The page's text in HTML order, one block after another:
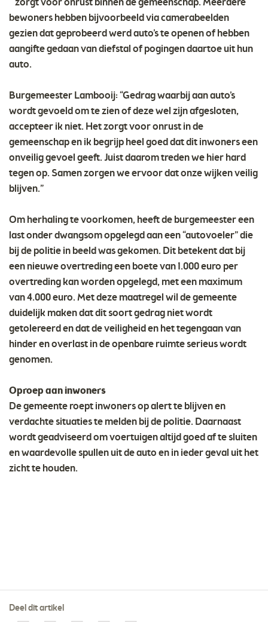
zorgt voor onrust binnen de gemeenschap. Meerdere
bewoners hebben bijvoorbeeld via camerabeelden
gezien dat geprobeerd werd auto’s te openen of hebben
aangifte gedaan van diefstal of pogingen daartoe uit hun
auto.
Burgemeester Lambooij: “Gedrag waarbij aan auto’s
wordt gevoeld om te zien of deze wel zijn afgesloten,
accepteer ik niet. Het zorgt voor onrust in de
gemeenschap en ik begrijp heel goed dat dit inwoners een
onveilig gevoel geeft. Juist daarom treden we hier hard
tegen op. Samen zorgen we ervoor dat onze wijken veilig
blijven.”
Om herhaling te voorkomen, heeft de burgemeester een
last onder dwangsom opgelegd aan een “autovoeler” die
bij de politie in beeld was gekomen. Dit betekent dat bij
een nieuwe overtreding een boete van 1.000 euro per
overtreding kan worden opgelegd, met een maximum
van 4.000 euro. Met deze maatregel wil de gemeente
duidelijk maken dat dit soort gedrag niet wordt
getolereerd en dat de veiligheid en het tegengaan van
hinder en overlast in de openbare ruimte serieus wordt
genomen.
Oproep aan inwoners
De gemeente roept inwoners op alert te blijven en
verdachte situaties te melden bij de politie. Daarnaast
wordt geadviseerd om voertuigen altijd goed af te sluiten
en waardevolle spullen uit de auto en in ieder geval uit het
zicht te houden.
Deel dit artikel